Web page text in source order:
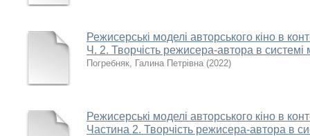
Режисерські моделі авторського кіно в
Ч. 2. Творчість режисера-автора в системі
Погребняк, Галина Петрівна (2022)
Режисерські моделі авторського кіно в
Частина 2. Творчість режисера-автора в